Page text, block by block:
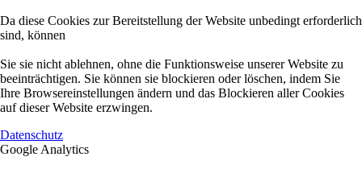
Da diese Cookies zur Bereitstellung der Website unbedingt erforderlich
sind, können
Sie sie nicht ablehnen, ohne die Funktionsweise unserer Website zu
beeinträchtigen. Sie können sie blockieren oder löschen, indem Sie
Ihre Browsereinstellungen ändern und das Blockieren aller Cookies
auf dieser Website erzwingen.
Datenschutz
Google Analytics